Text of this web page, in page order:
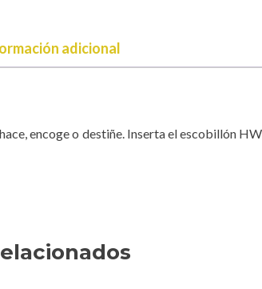
adicional
encoge o destiñe. Inserta el escobillón